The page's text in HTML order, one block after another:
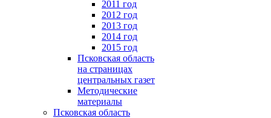
2011 год
2012 год
2013 год
2014 год
2015 год
Псковская область
на страницах
центральных газет
Методические
материалы
Псковская область